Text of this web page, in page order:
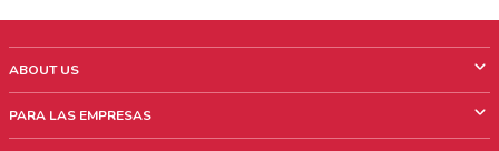
ABOUT US
¿Quiénes Somos?
PARA LAS EMPRESAS